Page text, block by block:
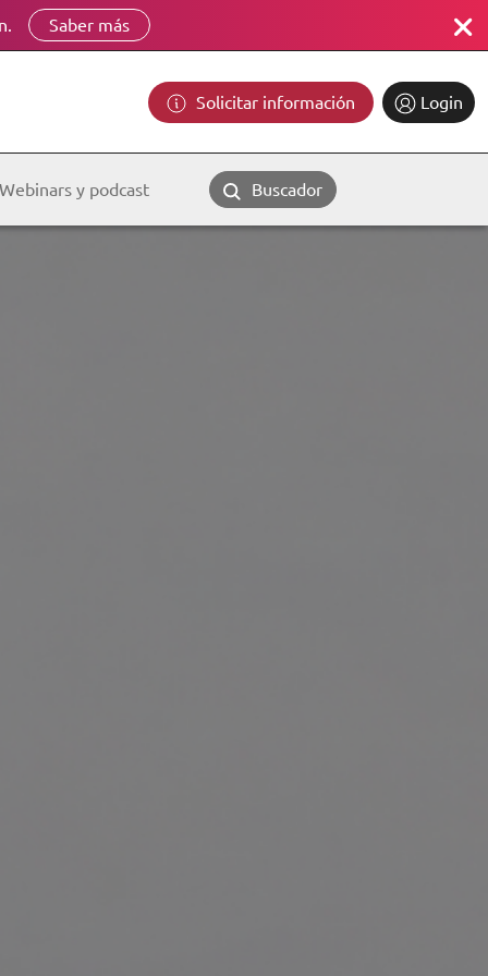
Saber más
Solicitar información Login
y podcast Buscador